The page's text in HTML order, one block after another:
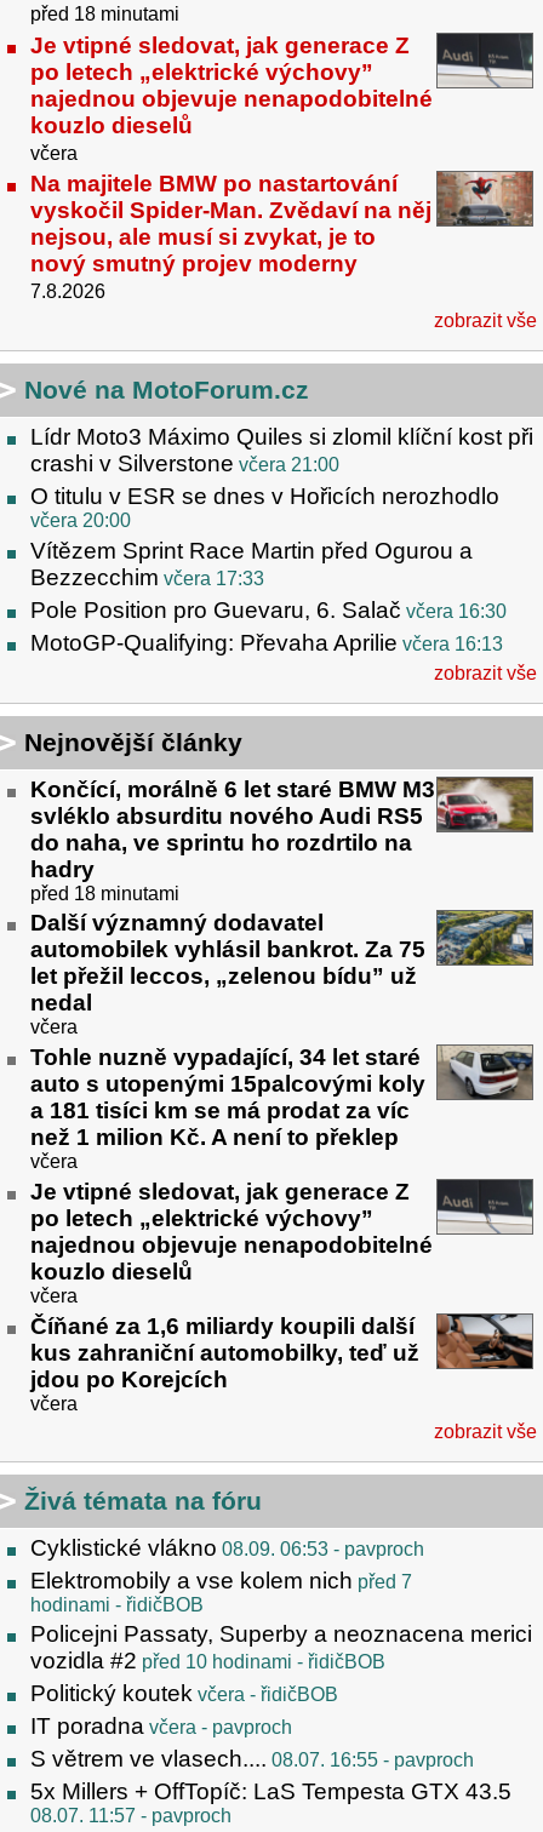
před 18 minutami
Je vtipné sledovat, jak generace Z
po letech „elektrické výchovy”
najednou objevuje nenapodobitelné
kouzlo dieselů
včera
Na majitele BMW po nastartování
vyskočil Spider-Man. Zvědaví na něj
nejsou, ale musí si zvykat, je to
nový smutný projev moderny
7.8.2026
zobrazit vše
Nové na MotoForum.cz
Lídr Moto3 Máximo Quiles si zlomil klíční kost při
crashi v Silverstone včera 21:00
O titulu v ESR se dnes v Hořicích nerozhodlo
včera 20:00
Vítězem Sprint Race Martin před Ogurou a
Bezzecchim včera 17:33
Pole Position pro Guevaru, 6. Salač včera 16:30
MotoGP-Qualifying: Převaha Aprilie včera 16:13
zobrazit vše
Nejnovější články
Končící, morálně 6 let staré BMW M3
svléklo absurditu nového Audi RS5
do naha, ve sprintu ho rozdrtilo na
hadry
před 18 minutami
Další významný dodavatel
automobilek vyhlásil bankrot. Za 75
let přežil leccos, „zelenou bídu” už
nedal
včera
Tohle nuzně vypadající, 34 let staré
auto s utopenými 15palcovými koly
a 181 tisíci km se má prodat za víc
než 1 milion Kč. A není to překlep
včera
Je vtipné sledovat, jak generace Z
po letech „elektrické výchovy”
najednou objevuje nenapodobitelné
kouzlo dieselů
včera
Číňané za 1,6 miliardy koupili další
kus zahraniční automobilky, teď už
jdou po Korejcích
včera
zobrazit vše
Živá témata na fóru
Cyklistické vlákno 08.09. 06:53 - pavproch
Elektromobily a vse kolem nich před 7
hodinami - řidičBOB
Policejni Passaty, Superby a neoznacena merici
vozidla #2 před 10 hodinami - řidičBOB
Politický koutek včera - řidičBOB
IT poradna včera - pavproch
S větrem ve vlasech.... 08.07. 16:55 - pavproch
5x Millers + OffTopíč: LaS Tempesta GTX 43.5
08.07. 11:57 - pavproch